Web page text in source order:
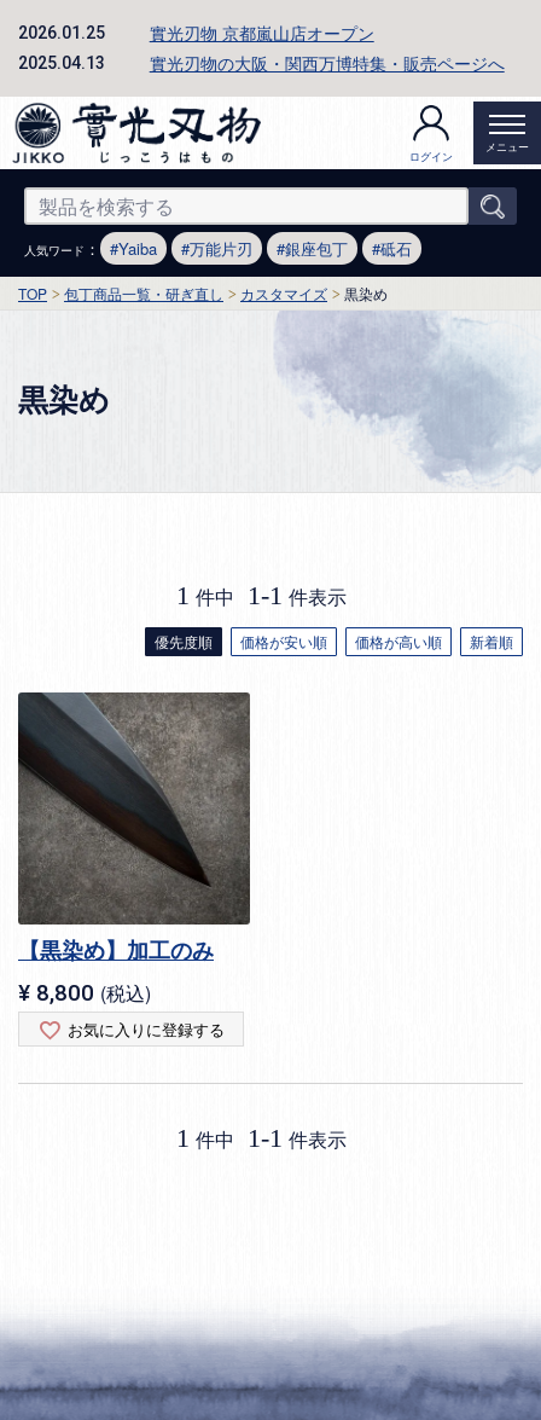
2026.01.25 實光刃物 京都嵐山店オープン
2025.04.13 實光刃物の大阪・関西万博特集・販売ページへ
ログイン
メニュー
人気ワード ： Yaiba 万能片刃 銀座包丁 砥石
TOP 包丁商品一覧・研ぎ直し カスタマイズ 黒染め
黒染め
優先度順 価格が安い順 価格が高い順 新着順
1 件中 1-1 件表示
【黒染め】加工のみ
¥ 8,800 税込
お気に入りに登録する
1 件中 1-1 件表示